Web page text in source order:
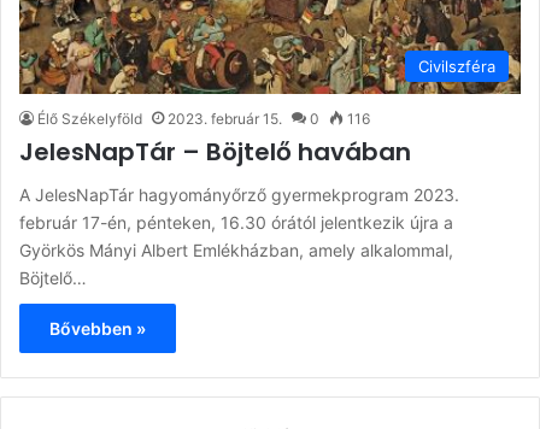
Civilszféra
Élő Székelyföld 2023. február 15. 0 116
JelesNapTár – Böjtelő havában
A JelesNapTár hagyományőrző gyermekprogram 2023.
február 17-én, pénteken, 16.30 órától jelentkezik újra a
Györkös Mányi Albert Emlékházban, amely alkalommal,
Böjtelő…
Bővebben »